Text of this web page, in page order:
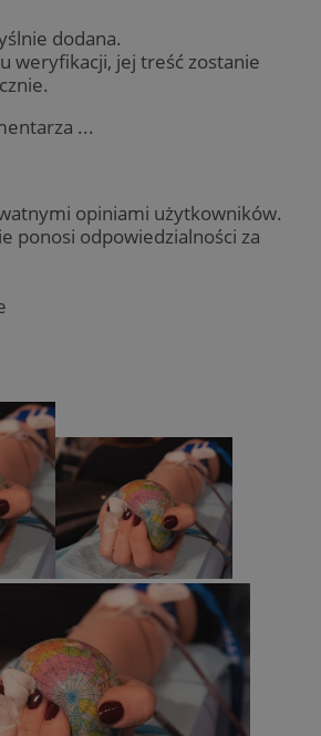
dodana.
weryfikacji, jej treść zostanie
...
opiniami użytkowników.
ponosi odpowiedzialności za